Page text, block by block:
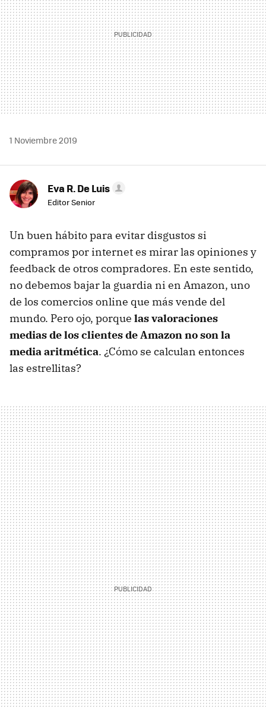
1 Noviembre 2019
Eva R. De Luis
Editor Senior
Un buen hábito para evitar disgustos si
compramos por internet es mirar las opiniones y
feedback de otros compradores. En este sentido,
no debemos bajar la guardia ni en Amazon, uno
de los comercios online que más vende del
mundo. Pero ojo, porque las valoraciones
medias de los clientes de Amazon no son la
media aritmética. ¿Cómo se calculan entonces
las estrellitas?